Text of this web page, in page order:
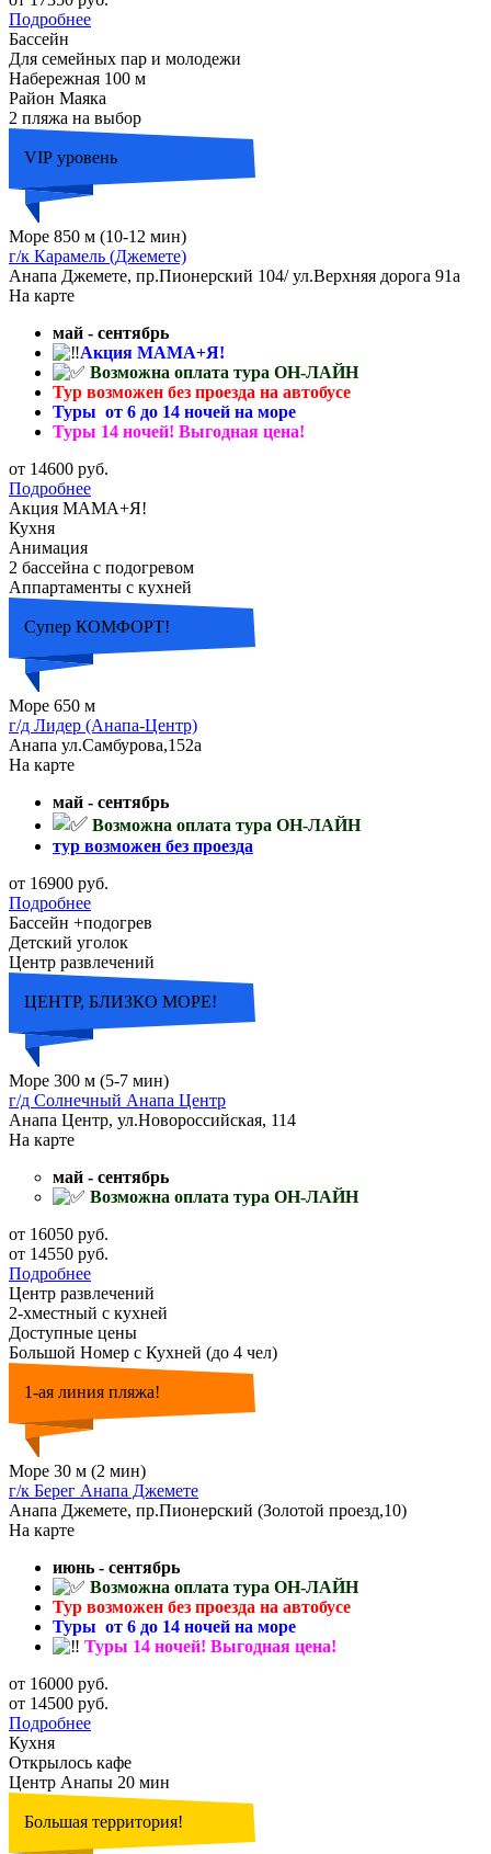
Подробнее
Бассейн
Для семейных пар и молодежи
Набережная 100 м
Район Маяка
2 пляжа на выбор
VIP уровень
Море 850 м (10-12 мин)
г/к Карамель (Джемете)
Анапа Джемете, пр.Пионерский 104/ ул.Верхняя дорога 91а
На карте
май - сентябрь
Акция МАМА+Я!
Возможна оплата тура ОН-ЛАЙН
Тур возможен без проезда на автобусе
Туры от 6 до 14 ночей на море
Туры 14 ночей! Выгодная цена!
от 14600 руб.
Подробнее
Акция МАМА+Я!
Кухня
Анимация
2 бассейна с подогревом
Аппартаменты с кухней
Супер КОМФОРТ!
Море 650 м
г/д Лидер (Анапа-Центр)
Анапа ул.Самбурова,152а
На карте
май - сентябрь
Возможна оплата тура ОН-ЛАЙН
тур возможен без проезда
от 16900 руб.
Подробнее
Бассейн +подогрев
Детский уголок
Центр развлечений
ЦЕНТР, БЛИЗКО МОРЕ!
Море 300 м (5-7 мин)
г/д Солнечный Анапа Центр
Анапа Центр, ул.Новороссийская, 114
На карте
май - сентябрь
Возможна оплата тура ОН-ЛАЙН
от 16050 руб.
от 14550 руб.
Подробнее
Центр развлечений
2-хместный с кухней
Доступные цены
Большой Номер с Кухней (до 4 чел)
1-ая линия пляжа!
Море 30 м (2 мин)
г/к Берег Анапа Джемете
Анапа Джемете, пр.Пионерский (Золотой проезд,10)
На карте
июнь - сентябрь
Возможна оплата тура ОН-ЛАЙН
Тур возможен без проезда на автобусе
Туры от 6 до 14 ночей на море
Туры 14 ночей! Выгодная цена!
от 16000 руб.
от 14500 руб.
Подробнее
Кухня
Открылось кафе
Центр Анапы 20 мин
Большая территория!